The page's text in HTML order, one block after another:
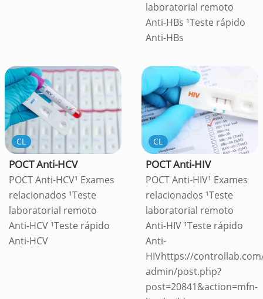
laboratorial remoto
Anti-HBs ¹Teste rápido
Anti-HBs
CL
POCT Anti-HCV
POCT Anti-HCV¹ Exames
relacionados ¹Teste
laboratorial remoto
Anti-HCV ¹Teste rápido
Anti-HCV
CL
POCT Anti-HIV
POCT Anti-HIV¹ Exames
relacionados ¹Teste
laboratorial remoto
Anti-HIV ¹Teste rápido
Anti-
HIVhttps://
admin/post.php?
post=20841&action=mfn-